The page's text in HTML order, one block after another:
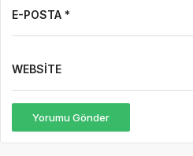
E-POSTA *
WEBSITE
Yorumu Gönder